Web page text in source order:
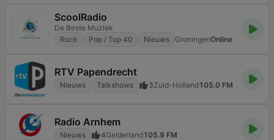
ScoolRadio
De Beste Muziek
Rock
Pop / Top 40 Nieuws GroningenOnline
RTV Papendrecht
Nieuws Talkshows 3Zuid-Holland105.0 FM
Radio Arnhem
Nieuws 4Gelderland105.9 FM